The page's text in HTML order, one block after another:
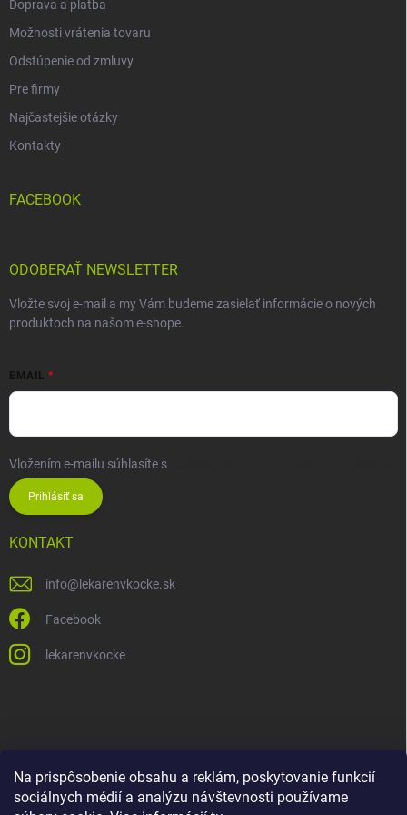
Na prispôsobenie obsahu a reklám, poskytovanie funkcií
sociálnych médií a analýzu návštevnosti používame
Doprava a platba
Možnosti vrátenia tovaru
Odstúpenie od zmluvy
Pre firmy
Najčastejšie otázky
Kontakty
FACEBOOK
ODOBERAŤ NEWSLETTER
Vložte svoj e-mail a my Vám budeme zasielať informácie o nových
produktoch na našom e-shope.
EMAIL
Vložením e-mailu súhlasíte s
Prihlásiť sa
KONTAKT
info@ lekarenvkocke.sk
Facebook
lekarenvkocke